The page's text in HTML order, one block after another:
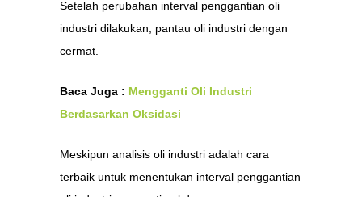
Setelah perubahan interval penggantian oli
industri dilakukan, pantau oli industri dengan
cermat.
Baca Juga : Mengganti Oli Industri
Berdasarkan Oksidasi
Meskipun analisis oli industri adalah cara
terbaik untuk menentukan interval penggantian